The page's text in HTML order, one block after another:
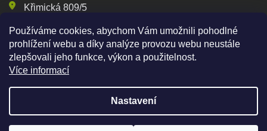
Používáme cookies, abychom Vám umožnili pohodlné
prohlížení webu a díky analýze provozu webu neustále
zlepšovali jeho funkce, výkon a použitelnost.
Více informací
Nastavení
Křimická 809/5
318 00 Plzeň 3-Skvrňany
Česká republika
Shoptet | mime digital
Copyright 2026Canapuff Wholesale. Všechna práva
vyhrazena.